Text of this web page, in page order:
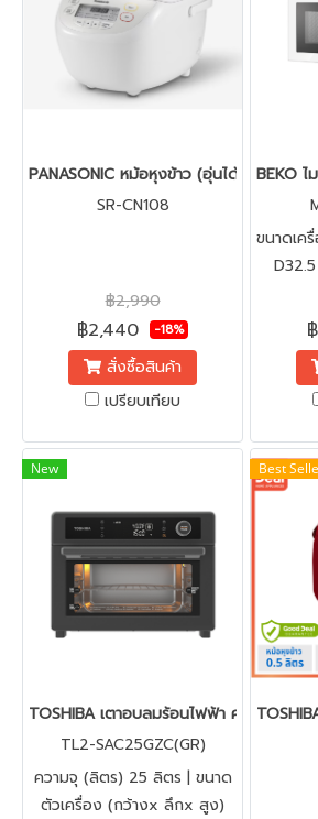
PANASONIC หม้อหุงข้าว (อุ่นได้นาน, 1.0 ลิ
SR-CN108
฿2,990
฿2,440 -18%
สั่งซื้อสินค้า
เปรียบเทียบ
BEKO
ขนาดเค
New
TOSHIBA เตาอบลมร้อนไฟฟ้า ความจุ 25
TL2-SAC25GZC(GR)
ความจุ (ลิตร) 25 ลิตร | ขนาด
ตัวเครื่อง (กว้างx ลึกx สูง)
Best